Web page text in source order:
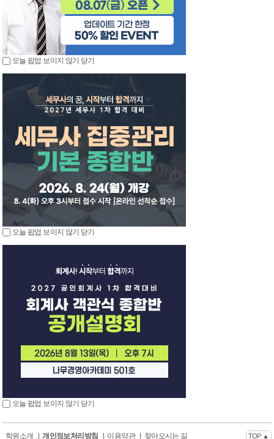
오늘 팝업 보이지 않기 닫기
오늘 팝업 보이지 않기 닫기
오늘 팝업 보이지 않기 닫기
학원소개 | 개인정보처리방침 | 이용약관 | 찾아오시는 길 TOP ▲